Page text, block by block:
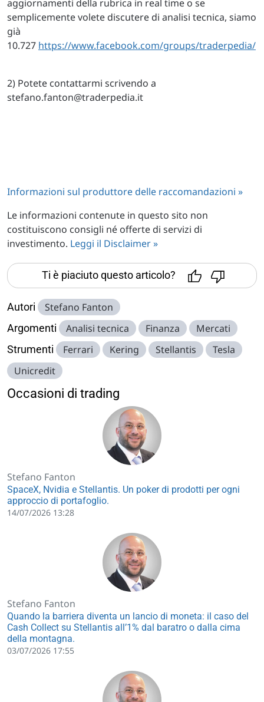
aggiornamenti della rubrica in real time o se
semplicemente volete discutere di analisi tecnica, siamo
già
10.727 https://www.facebook.com/groups/traderpedia/
2) Potete contattarmi scrivendo a
stefano.fanton@traderpedia.it
Informazioni sul produttore delle raccomandazioni »
Le informazioni contenute in questo sito non
costituiscono consigli né offerte di servizi di
investimento. Leggi il Disclaimer »
Ti è piaciuto questo articolo?
Autori Stefano Fanton
Argomenti Analisi tecnica Finanza Mercati
Strumenti Ferrari Kering Stellantis
Tesla
Unicredit
Occasioni di trading
Stefano Fanton
SpaceX, Nvidia e Stellantis. Un poker di prodotti per ogni
approccio di portafoglio.
14/07/2026 13:28
Stefano Fanton
Quando la barriera diventa un lancio di moneta: il caso del
Cash Collect su Stellantis all’1% dal baratro o dalla cima
della montagna.
03/07/2026 17:55